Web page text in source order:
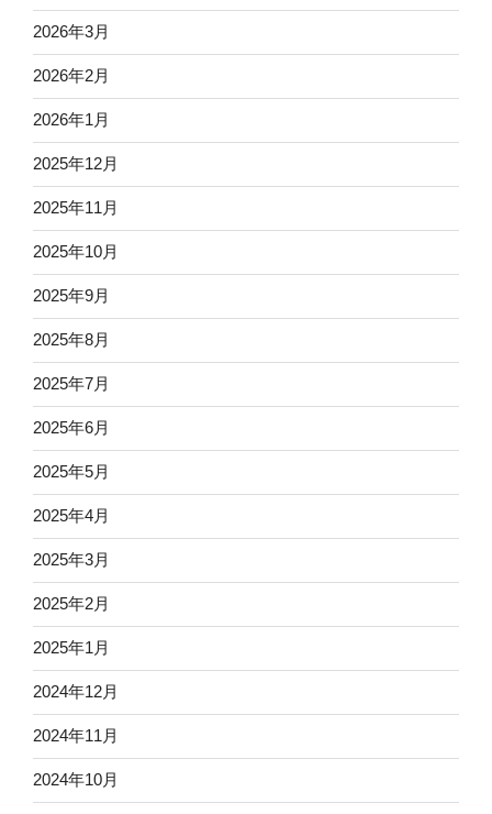
2026年3月
2026年2月
2026年1月
2025年12月
2025年11月
2025年10月
2025年9月
2025年8月
2025年7月
2025年6月
2025年5月
2025年4月
2025年3月
2025年2月
2025年1月
2024年12月
2024年11月
2024年10月